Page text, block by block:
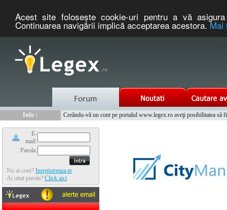
Acest site foloseşte cookie-uri pentru a vă
Continuarea navigării implică acceptarea acestora.Mai
Info :
Creându-vă un cont pe portalul www.legex.ro aveţi posibilitatea
Info :
www.tntauto.ro - Managementul Integrat al Parcului Auto
E-
mail:
Parola:
Nu ai cont? Inregistreaza-te
Ai uitat parola? Click aici